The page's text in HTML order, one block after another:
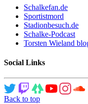
Schalkefan.de
Sportistmord
Stadionbesuch.de
Schalke-Podcast
Torsten Wieland
Social Links
Back to top